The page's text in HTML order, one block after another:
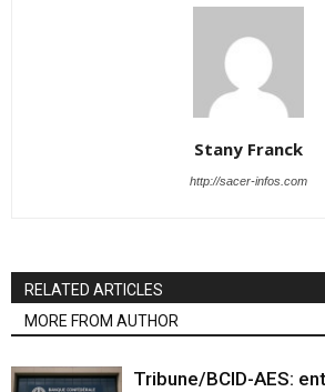
Stany Franck
http://sacer-infos.com
RELATED ARTICLES
MORE FROM AUTHOR
Tribune/BCID-AES: